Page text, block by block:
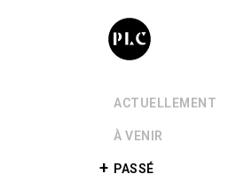
ACTUELLEMENT
À VENIR
+ PASSÉ